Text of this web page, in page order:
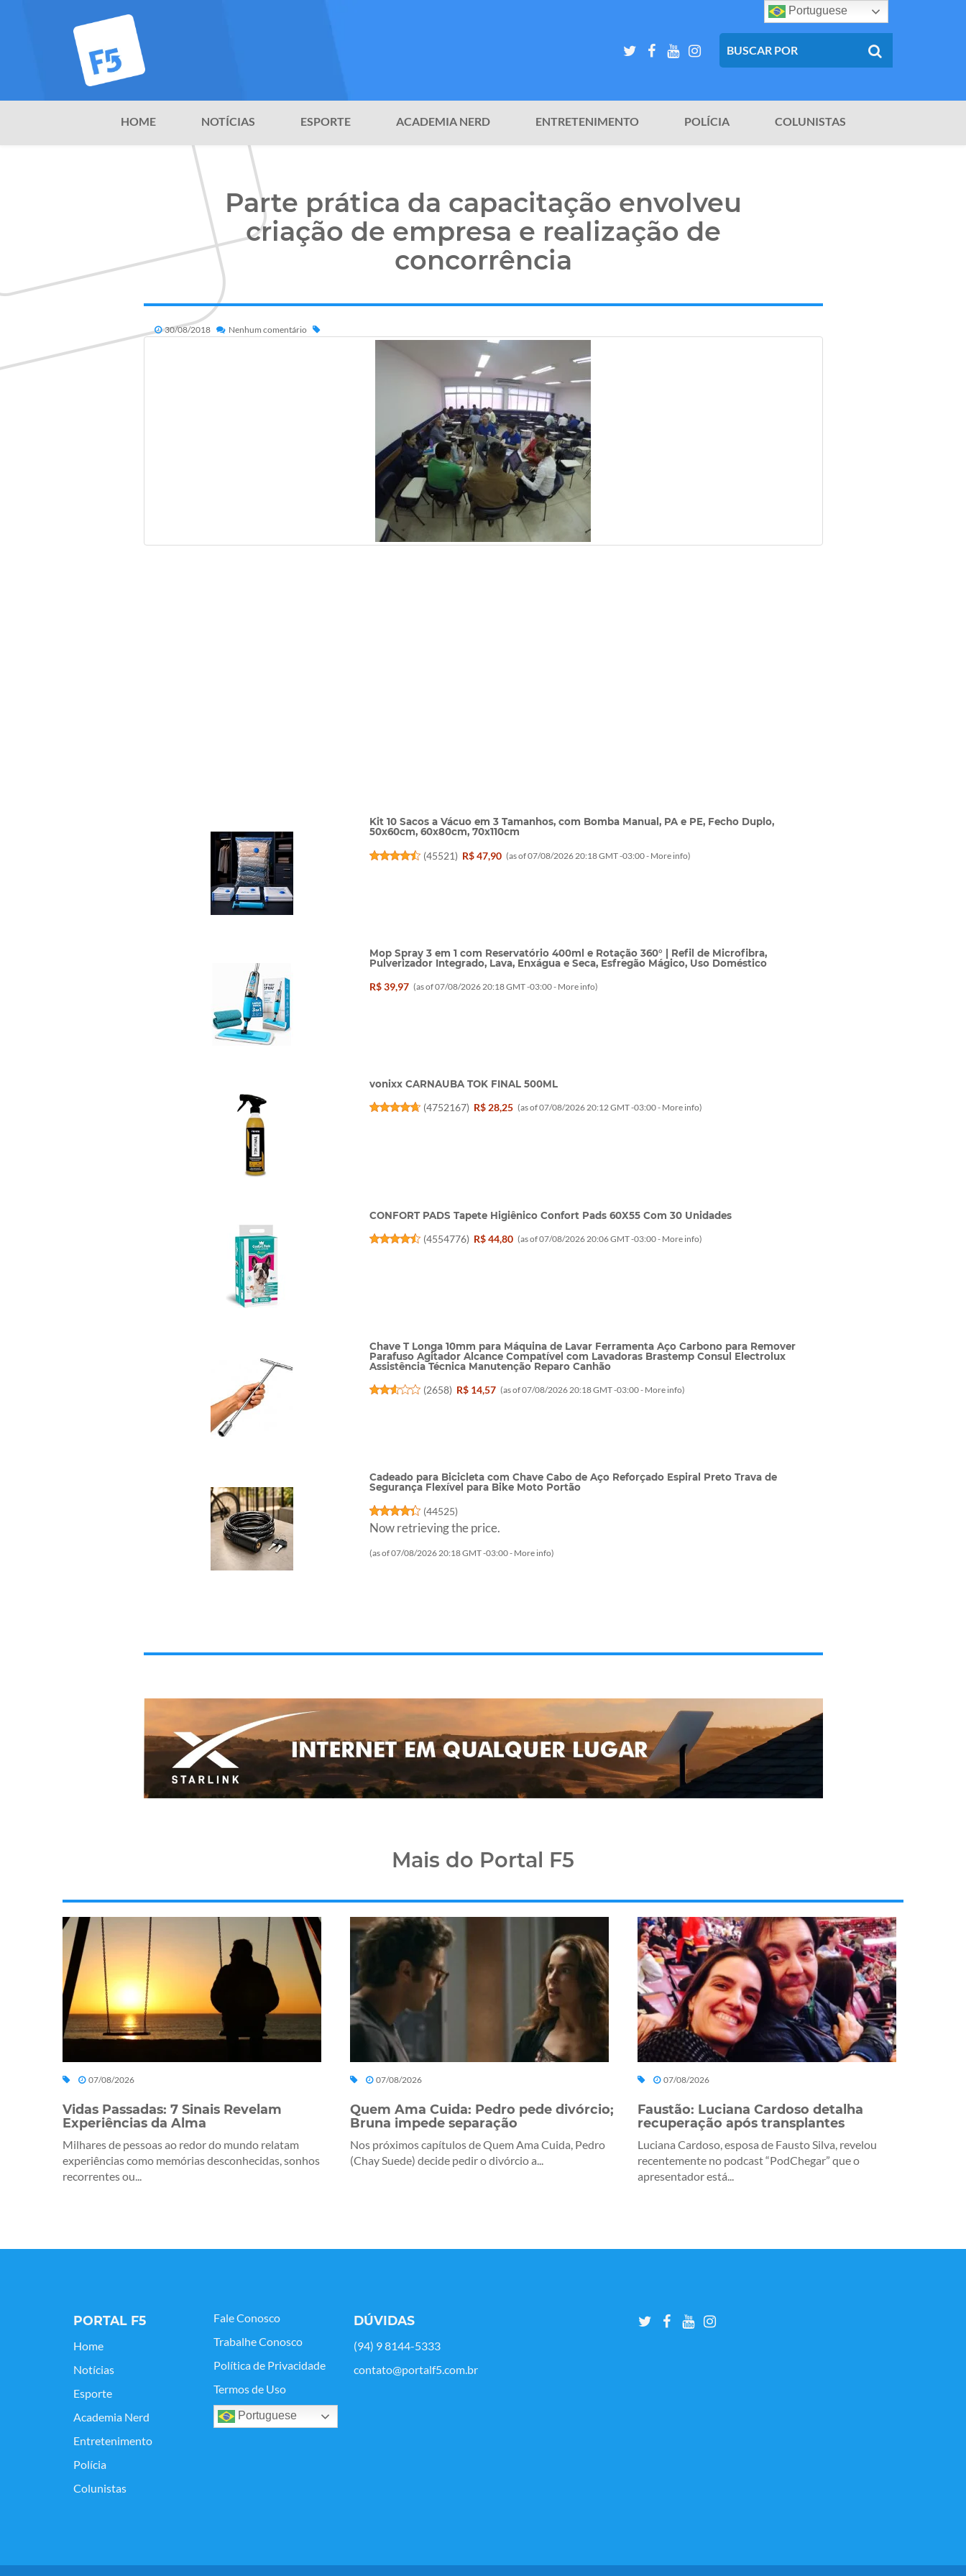
HOME NOTÍCIAS ESPORTE ACADEMIA NERD ENTRETENIMENTO POLÍCIA COLUNISTAS
Parte prática da capacitação envolveu
criação de empresa e realização de
concorrência
30/08/2018 Nenhum comentário
Kit 10 Sacos a Vácuo em 3 Tamanhos, com Bomba Manual, PA e PE, Fecho Duplo,
50x60cm, 60x80cm, 70x110cm
(45521) R$ 47,90 (as of 07/08/2026 20:18 GMT -03:00 - More info)
Mop Spray 3 em 1 com Reservatório 400ml e Rotação 360° | Refil de Microfibra,
Pulverizador Integrado, Lava, Enxágua e Seca, Esfregão Mágico, Uso Doméstico
R$ 39,97 (as of 07/08/2026 20:18 GMT -03:00 - More info)
vonixx CARNAUBA TOK FINAL 500ML
(4752167) R$ 28,25 (as of 07/08/2026 20:12 GMT -03:00 - More info)
CONFORT PADS Tapete Higiênico Confort Pads 60X55 Com 30 Unidades
(4554776) R$ 44,80 (as of 07/08/2026 20:06 GMT -03:00 - More info)
Chave T Longa 10mm para Máquina de Lavar Ferramenta Aço Carbono para Remover
Parafuso Agitador Alcance Compatível com Lavadoras Brastemp Consul Electrolux
Assistência Técnica Manutenção Reparo Canhão
(2658) R$ 14,57 (as of 07/08/2026 20:18 GMT -03:00 - More info)
Cadeado para Bicicleta com Chave Cabo de Aço Reforçado Espiral Preto Trava de
Segurança Flexível para Bike Moto Portão
(44525)
Now retrieving the price.
(as of 07/08/2026 20:18 GMT -03:00 - More info)
Mais do Portal F5
07/08/2026
Vidas Passadas: 7 Sinais Revelam
Experiências da Alma
Milhares de pessoas ao redor do mundo relatam
experiências como memórias desconhecidas, sonhos
recorrentes ou...
07/08/2026
Quem Ama Cuida: Pedro pede divórcio;
Bruna impede separação
Nos próximos capítulos de Quem Ama Cuida, Pedro
(Chay Suede) decide pedir o divórcio a...
07/08/2026
Faustão: Luciana Cardoso detalha
recuperação após transplantes
Luciana Cardoso, esposa de Fausto Silva, revelou
recentemente no podcast “PodChegar” que o
apresentador está...
PORTAL F5
Home
Notícias
Esporte
Academia Nerd
Entretenimento
Polícia
Colunistas
Fale Conosco
Trabalhe Conosco
Política de Privacidade
Termos de Uso
Portuguese
DÚVIDAS
(94) 9 8144-5333
contato@portalf5.com.br
Portuguese